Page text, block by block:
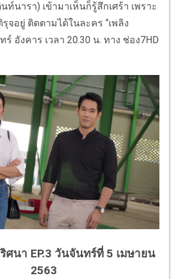
ท์นารา) เข้ามาเห็นก็รู้สึกเศร้า เพราะ
จอยู่ ติดตามได้ในละคร “เพลิง
อังคาร เวลา 20.30 น. ทาง ช่อง7HD
ริศนา EP.3 วันจันทร์ที่ 5 เมษายน
2563